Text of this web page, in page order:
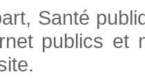
Santé
publics et